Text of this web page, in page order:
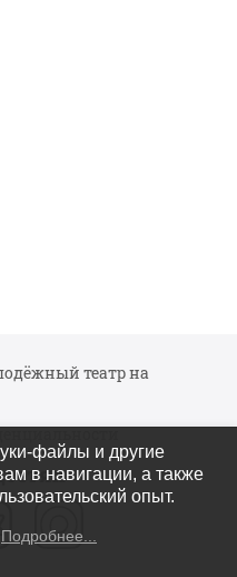
театр на
файлы и другие
в навигации, а также
опыт.
Подробнее...